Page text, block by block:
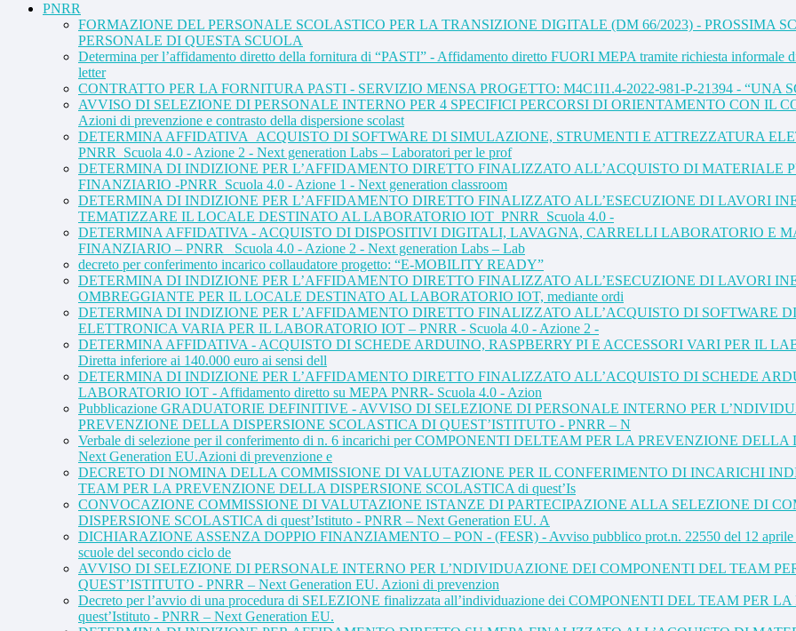
PNRR
FORMAZIONE DEL PERSONALE SCOLASTICO PER LA TRANSIZIONE DIGITALE (DM 66/2023) - PROSSIMA
PERSONALE DI QUESTA SCUOLA
Determina per l’affidamento diretto della fornitura di “PASTI” - Affidamento diretto FUORI MEPA tramite richiesta informale
letter
CONTRATTO PER LA FORNITURA PASTI - SERVIZIO MENSA PROGETTO: M4C1I1.4-2022-981-P-21394 -
AVVISO DI SELEZIONE DI PERSONALE INTERNO PER 4 SPECIFICI PERCORSI DI ORIENTAMENTO CON IL
Azioni di prevenzione e contrasto della dispersione scolast
DETERMINA AFFIDATIVA_ACQUISTO DI SOFTWARE DI SIMULAZIONE, STRUMENTI E ATTREZZATURA
PNRR_Scuola 4.0 - Azione 2 - Next generation Labs – Laboratori per le prof
DETERMINA DI INDIZIONE PER L’AFFIDAMENTO DIRETTO FINALIZZATO ALL’ACQUISTO DI MATERIALE
FINANZIARIO -PNRR_Scuola 4.0 - Azione 1 - Next generation classroom
DETERMINA DI INDIZIONE PER L’AFFIDAMENTO DIRETTO FINALIZZATO ALL’ESECUZIONE DI LAVORI
TEMATIZZARE IL LOCALE DESTINATO AL LABORATORIO IOT_PNRR_Scuola 4.0 -
DETERMINA AFFIDATIVA - ACQUISTO DI DISPOSITIVI DIGITALI, LAVAGNA, CARRELLI LABORATORIO E
FINANZIARIO – PNRR_ Scuola 4.0 - Azione 2 - Next generation Labs – Lab
decreto per conferimento incarico collaudatore progetto: “E-MOBILITY READY”
DETERMINA DI INDIZIONE PER L’AFFIDAMENTO DIRETTO FINALIZZATO ALL’ESECUZIONE DI LAVORI
OMBREGGIANTE PER IL LOCALE DESTINATO AL LABORATORIO IOT, mediante ordi
DETERMINA DI INDIZIONE PER L’AFFIDAMENTO DIRETTO FINALIZZATO ALL’ACQUISTO DI SOFTWARE
ELETTRONICA VARIA PER IL LABORATORIO IOT – PNRR - Scuola 4.0 - Azione 2 -
DETERMINA AFFIDATIVA - ACQUISTO DI SCHEDE ARDUINO, RASPBERRY PI E ACCESSORI VARI PER IL
Diretta inferiore ai 140.000 euro ai sensi dell
DETERMINA DI INDIZIONE PER L’AFFIDAMENTO DIRETTO FINALIZZATO ALL’ACQUISTO DI SCHEDE
LABORATORIO IOT - Affidamento diretto su MEPA PNRR- Scuola 4.0 - Azion
Pubblicazione GRADUATORIE DEFINITIVE - AVVISO DI SELEZIONE DI PERSONALE INTERNO PER
PREVENZIONE DELLA DISPERSIONE SCOLASTICA DI QUEST’ISTITUTO - PNRR – N
Verbale di selezione per il conferimento di n. 6 incarichi per COMPONENTI DELTEAM PER LA PREVENZIONE
Next Generation EU.Azioni di prevenzione e
DECRETO DI NOMINA DELLA COMMISSIONE DI VALUTAZIONE PER IL CONFERIMENTO DI INCARICHI
TEAM PER LA PREVENZIONE DELLA DISPERSIONE SCOLASTICA di quest’Is
CONVOCAZIONE COMMISSIONE DI VALUTAZIONE ISTANZE DI PARTECIPAZIONE ALLA SELEZIONE DI
DISPERSIONE SCOLASTICA di quest’Istituto - PNRR – Next Generation EU. A
DICHIARAZIONE ASSENZA DOPPIO FINANZIAMENTO – PON - (FESR) - Avviso pubblico prot.n. 22550 del 12 aprile
scuole del secondo ciclo de
AVVISO DI SELEZIONE DI PERSONALE INTERNO PER L’NDIVIDUAZIONE DEI COMPONENTI DEL TEAM
QUEST’ISTITUTO - PNRR – Next Generation EU. Azioni di prevenzion
Decreto per l’avvio di una procedura di SELEZIONE finalizzata all’individuazione dei COMPONENTI DEL TEAM PER
quest’Istituto - PNRR – Next Generation EU.